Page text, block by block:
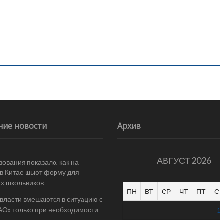
новости
показало, как на
Китае шьют форму для
школьников
вмешаются в ситуацию с
только при необходимости
Архив
АВГУСТ 2026
ПН ВТ СР ЧТ ПТ
1